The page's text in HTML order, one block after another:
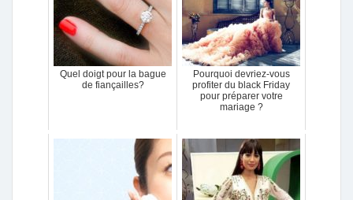
Quel doigt pour la bague
de fiançailles?
Pourquoi devriez-vous
profiter du black Friday
pour préparer votre
mariage ?